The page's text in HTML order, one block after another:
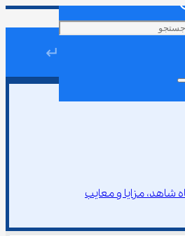
↵
شاهد، مزایا و معایب